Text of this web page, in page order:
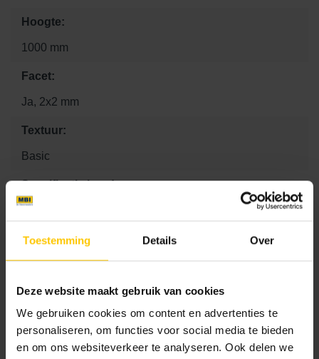
Toestemming Details Over
Deze website maakt gebruik van cookies
We gebruiken cookies om content en advertenties te
personaliseren, om functies voor social media te bieden
en om ons websiteverkeer te analyseren. Ook delen we
Hoogte:
1000 mm
Facet:
Ja, 2x2 mm
Textuur:
Basic
Specificatie band:
Kleurcode:
A00
Maat
12 x 100 x 40